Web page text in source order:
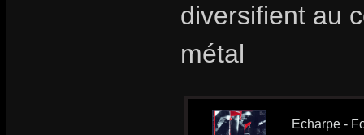
diversifient au
métal
Echarpe -